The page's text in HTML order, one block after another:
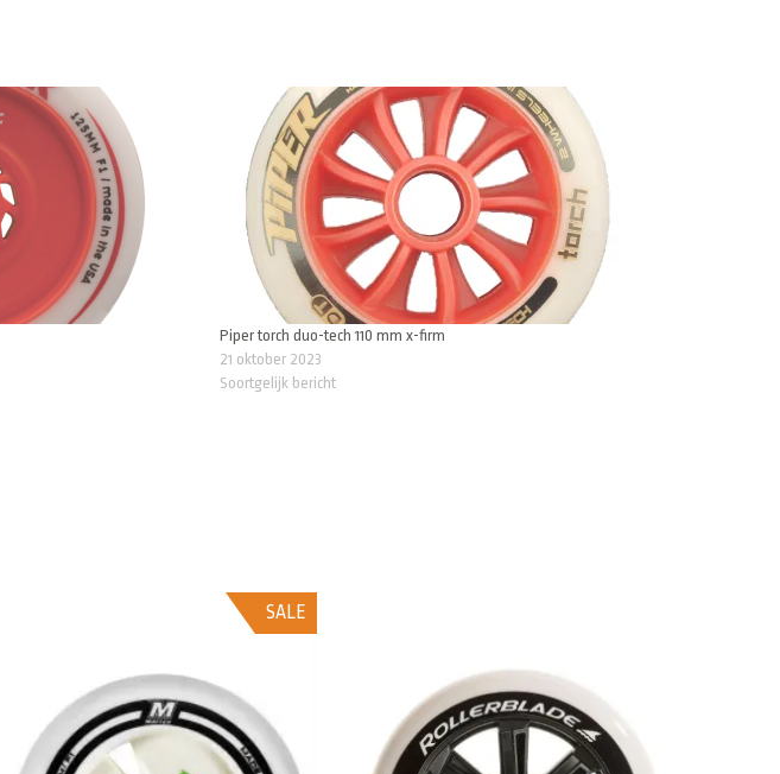
Piper torch duo-tech 110 mm x-firm
21 oktober 2023
Soortgelijk bericht
SALE